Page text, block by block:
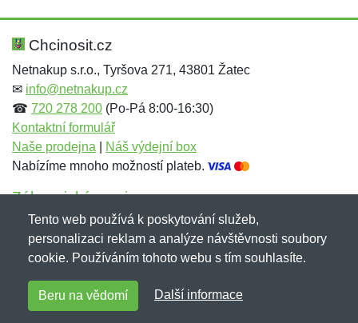
Chcinosit.cz
Netnakup s.r.o., Tyršova 271, 43801 Žatec
✉ info@netnakup.cz
☎ 720 278 200 (Po-Pá 8:00-16:30)
Kontaktní formulář
Naše prodejna
Náš výdejní box
Nabízíme mnoho možností plateb.
Zákaznický servis
Novinky emailem
Copyright © 2007-2026 (19 let s vámi)Netnakup.cz
NetIQ. Všechna práva vyhrazena.
Tento web používá k poskytování služeb,
personalizaci reklam a analýze návštěvnosti soubory
cookie. Používáním tohoto webu s tím souhlasíte.
Beru na vědomí Další informace